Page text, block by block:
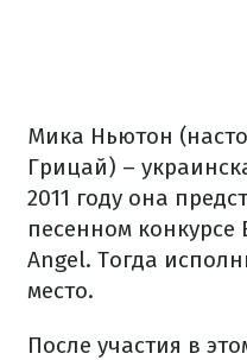
Мика Ньютон
Грицай) –
2011 году она
песенном конкурсе
Angel. Тогда
место.
После участия в